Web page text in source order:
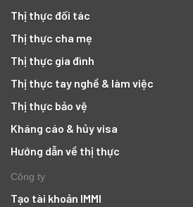
Thị thực đối tác
Thị thực cha mẹ
Thị thực gia đình
Thị thực tay nghề & làm việc
Thị thực bảo vệ
Kháng cáo & hủy visa
Hướng dẫn về thị thực
Công ty
Tạo tài khoản IMMI